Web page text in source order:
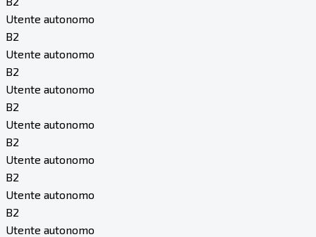
Utente autonomo
B2
Utente autonomo
B2
Utente autonomo
B2
Utente autonomo
B2
Utente autonomo
B2
Utente autonomo
B2
Utente autonomo